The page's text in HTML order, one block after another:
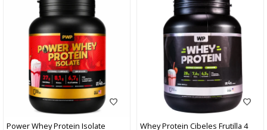
Power Whey Protein Isolate
Whey Protein Cibeles Frutilla 4